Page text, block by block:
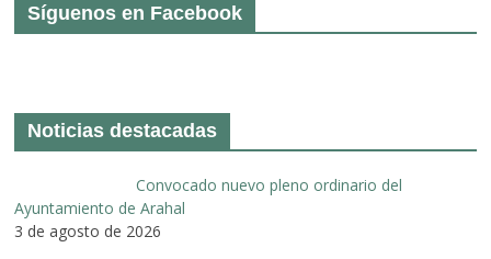
Síguenos en Facebook
Noticias destacadas
Convocado nuevo pleno ordinario del
Ayuntamiento de Arahal
3 de agosto de 2026